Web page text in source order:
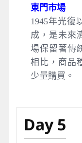
東門市場
1945年光復
成，是未來
場保留著傳
相比，商品
少量購買。
Day 5